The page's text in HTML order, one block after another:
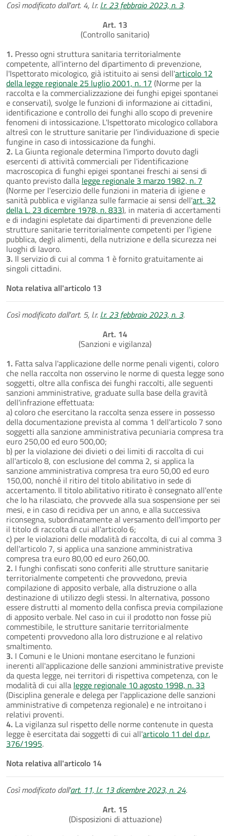
Così modificato dall'art. 4, l.r. l.r. 23 febbraio 2023, n. 3.
Art. 13
(Controllo sanitario)
1. Presso ogni struttura sanitaria territorialmente
competente, all'interno del dipartimento di prevenzione,
l'Ispettorato micologico, già istituito ai sensi dell'articolo 12
della legge regionale 25 luglio 2001, n. 17 (Norme per la
raccolta e la commercializzazione dei funghi epigei spontanei
e conservati), svolge le funzioni di informazione ai cittadini,
identificazione e controllo dei funghi allo scopo di prevenire
fenomeni di intossicazione. L'Ispettorato micologico collabora
altresì con le strutture sanitarie per l'individuazione di specie
fungine in caso di intossicazione da funghi.
2. La Giunta regionale determina l'importo dovuto dagli
esercenti di attività commerciali per l'identificazione
macroscopica di funghi epigei spontanei freschi ai sensi di
quanto previsto dalla legge regionale 3 marzo 1982, n. 7
(Norme per l'esercizio delle funzioni in materia di igiene e
sanità pubblica e vigilanza sulle farmacie ai sensi dell'art. 32
della L. 23 dicembre 1978, n. 833), in materia di accertamenti
e di indagini espletate dai dipartimenti di prevenzione delle
strutture sanitarie territorialmente competenti per l'igiene
pubblica, degli alimenti, della nutrizione e della sicurezza nei
luoghi di lavoro.
3. Il servizio di cui al comma 1 è fornito gratuitamente ai
singoli cittadini.
Nota relativa all'articolo 13
Così modificato dall'art. 5, l.r. l.r. 23 febbraio 2023, n. 3.
Art. 14
(Sanzioni e vigilanza)
1. Fatta salva l'applicazione delle norme penali vigenti, coloro
che nella raccolta non osservino le norme di questa legge sono
soggetti, oltre alla confisca dei funghi raccolti, alle seguenti
sanzioni amministrative, graduate sulla base della gravità
dell'infrazione effettuata:
a) coloro che esercitano la raccolta senza essere in possesso
della documentazione prevista al comma 1 dell'articolo 7 sono
soggetti alla sanzione amministrativa pecuniaria compresa tra
euro 250,00 ed euro 500,00;
b) per la violazione dei divieti o dei limiti di raccolta di cui
all'articolo 8, con esclusione del comma 2, si applica la
sanzione amministrativa compresa tra euro 50,00 ed euro
150,00, nonché il ritiro del titolo abilitativo in sede di
accertamento. Il titolo abilitativo ritirato è consegnato all'ente
che lo ha rilasciato, che provvede alla sua sospensione per sei
mesi, e in caso di recidiva per un anno, e alla successiva
riconsegna, subordinatamente al versamento dell'importo per
il titolo di raccolta di cui all'articolo 6;
c) per le violazioni delle modalità di raccolta, di cui al comma 3
dell'articolo 7, si applica una sanzione amministrativa
compresa tra euro 80,00 ed euro 260,00.
2. I funghi confiscati sono conferiti alle strutture sanitarie
territorialmente competenti che provvedono, previa
compilazione di apposito verbale, alla distruzione o alla
destinazione di utilizzo degli stessi. In alternativa, possono
essere distrutti al momento della confisca previa compilazione
di apposito verbale. Nel caso in cui il prodotto non fosse più
commestibile, le strutture sanitarie territorialmente
competenti provvedono alla loro distruzione e al relativo
smaltimento.
3. I Comuni e le Unioni montane esercitano le funzioni
inerenti all'applicazione delle sanzioni amministrative previste
da questa legge, nei territori di rispettiva competenza, con le
modalità di cui alla legge regionale 10 agosto 1998, n. 33
(Disciplina generale e delega per l'applicazione delle sanzioni
amministrative di competenza regionale) e ne introitano i
relativi proventi.
4. La vigilanza sul rispetto delle norme contenute in questa
legge è esercitata dai soggetti di cui all'articolo 11 del d.p.r.
376/1995.
Nota relativa all'articolo 14
Così modificato dall'art. 11, l.r. 13 dicembre 2023, n. 24.
Art. 15
(Disposizioni di attuazione)